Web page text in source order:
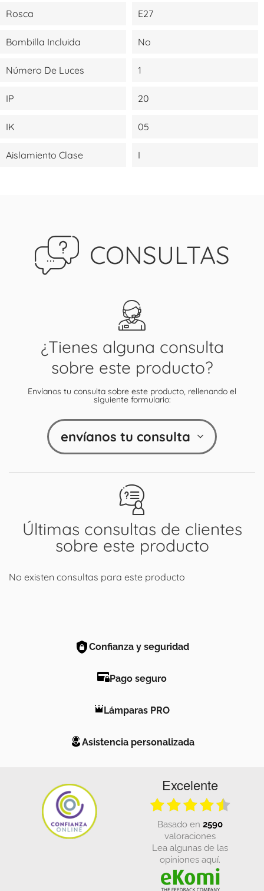
Rosca E27
Bombilla Incluida No
Número De Luces 1
IP 20
IK 05
Aislamiento Clase I
CONSULTAS
Últimas consultas de clientes
sobre este producto
No existen consultas para este producto
¿Tienes alguna consulta
sobre este producto?
Envíanos tu consulta sobre este producto, rellenando el
siguiente formulario:
envíanos tu consulta
Confianza y seguridad
Pago seguro
Lámparas PRO
Asistencia personalizada
Excelente
basado en 2590
valoraciones
Lea algunas de las
opiniones aquí.